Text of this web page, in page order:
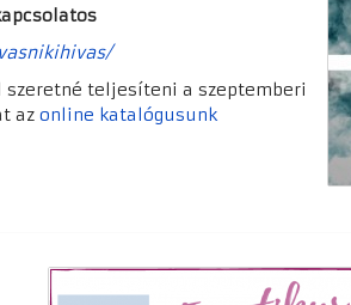
teljesíteni a szeptemberi
az online katalógusunk